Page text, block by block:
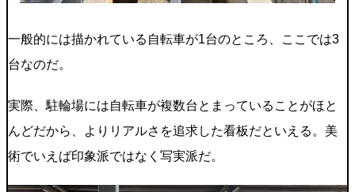
一般的には描かれている自転車が1台のところ、ここでは3
台なのだ。
実際、駐輪場には自転車が複数台とまっていることがほと
んどだから、よりリアルさを追求した看板だといえる。美
術でいえば印象派ではなく写実派だ。